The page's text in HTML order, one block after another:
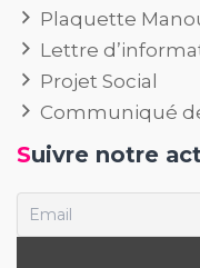
Plaquette
Lettre
Projet Social
Communiqué
Suivre notre